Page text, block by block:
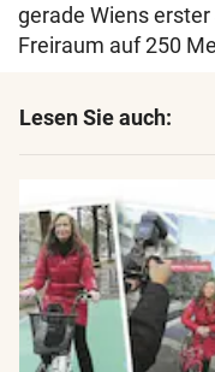
gerade Wiens
Freiraum auf 250
Lesen Sie auch: